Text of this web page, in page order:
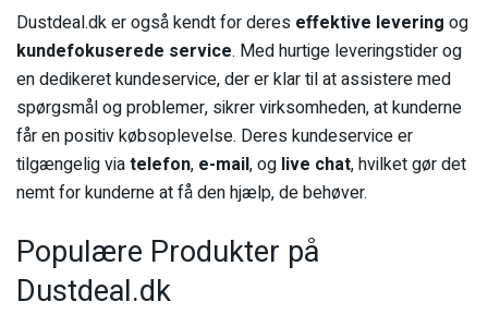
Dustdeal.dk er også kendt for deres effektive levering og
kundefokuserede service. Med hurtige leveringstider og
en dedikeret kundeservice, der er klar til at assistere med
spørgsmål og problemer, sikrer virksomheden, at kunderne
får en positiv købsoplevelse. Deres kundeservice er
tilgængelig viatelefon, e-mail, og live chat, hvilket gør det
nemt for kunderne at få den hjælp, de behøver.
Populære Produkter på
Dustdeal.dk